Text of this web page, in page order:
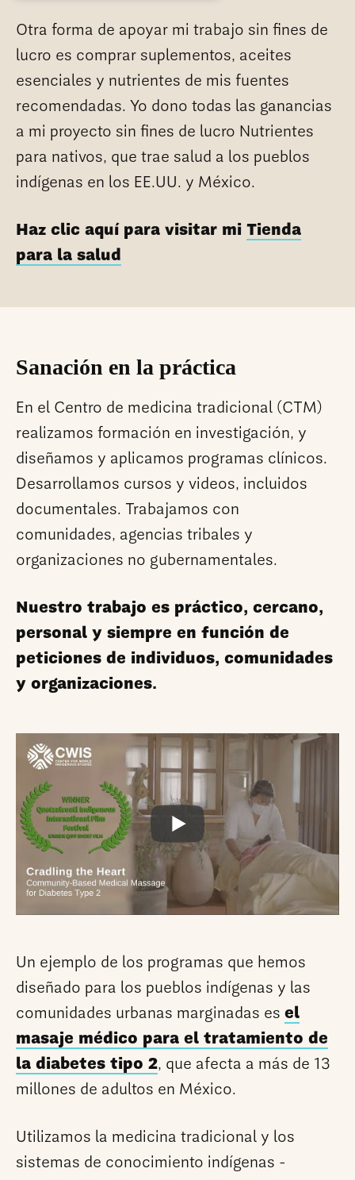
Otra forma de apoyar mi trabajo sin fines de
lucro es comprar suplementos, aceites
esenciales y nutrientes de mis fuentes
recomendadas. Yo dono todas las ganancias
a mi proyecto sin fines de lucro Nutrientes
para nativos, que trae salud a los pueblos
indígenas en los EE.UU. y México.
Haz clic aquí para visitar mi Tienda
para la salud
Sanación en la práctica
En el Centro de medicina tradicional (CTM)
realizamos formación en investigación, y
diseñamos y aplicamos programas clínicos.
Desarrollamos cursos y videos, incluidos
documentales. Trabajamos con
comunidades, agencias tribales y
organizaciones no gubernamentales.
Nuestro trabajo es práctico, cercano,
personal y siempre en función de
peticiones de individuos, comunidades
y organizaciones.
Un ejemplo de los programas que hemos
diseñado para los pueblos indígenas y las
comunidades urbanas marginadas es el
masaje médico para el tratamiento de
la diabetes tipo 2, que afecta a más de 13
millones de adultos en México.
Utilizamos la medicina tradicional y los
sistemas de conocimiento indígenas -